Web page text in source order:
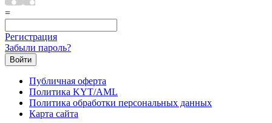
=
Регистрация
Забыли пароль?
Публичная оферта
Политика KYT/AML
Политика обработки персональных данных
Карта сайта